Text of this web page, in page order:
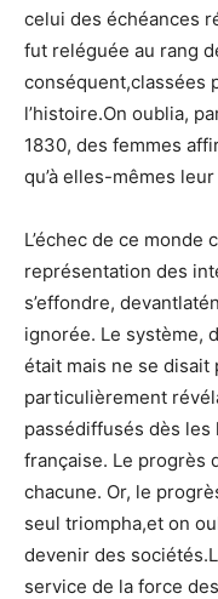
celui des échéances
fut reléguée au rang
conséquent,classées
l’histoire.On oublia,
1830, des femmes
qu’à elles-mêmes
L’échec de ce monde
représentation des
s’effondre,
ignorée. Le système,
était mais ne se disait
particulièrement
passédiffusés dès les
française. Le progrès
chacune. Or, le
seul triompha,et on
devenir des
service de la force